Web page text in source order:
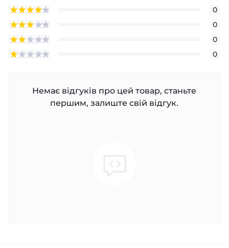
0
0
0
0
Немає відгуків про цей товар, станьте
першим, залиште свій відгук.